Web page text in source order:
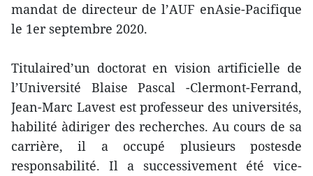
mandat de directeur de l’AUF enAsie-Pacifique
le 1er septembre 2020.
Titulaired’un doctorat en vision artificielle de
l’Université Blaise Pascal -Clermont-Ferrand,
Jean-Marc Lavest est professeur des universités,
habilité àdiriger des recherches. Au cours de sa
carrière, il a occupé plusieurs postesde
responsabilité. Il a successivement été vice-